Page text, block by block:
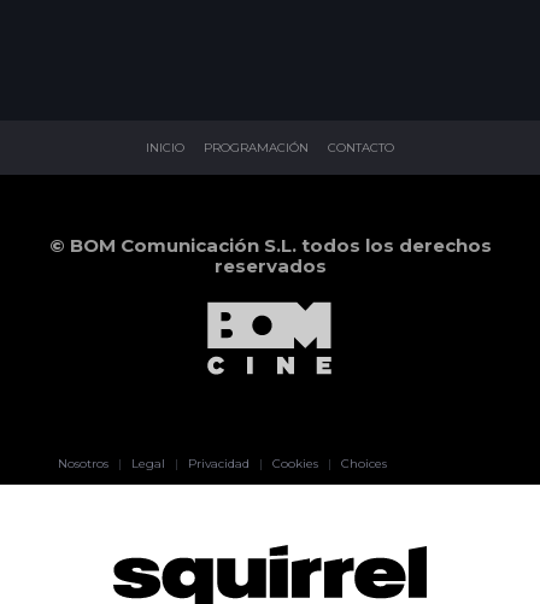
INICIO PROGRAMACIÓN CONTACTO
© BOM Comunicación S.L. todos los derechos
reservados
Nosotros | Legal | Privacidad | Cookies | Choices